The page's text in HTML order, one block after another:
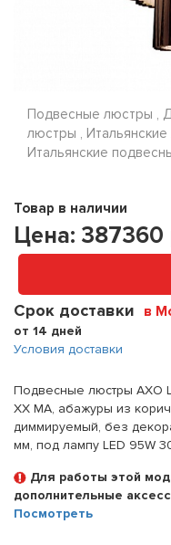
Подвесные люстры ,
люстры ,
Итальянские
Товар в наличии
Цена: 387360
Срок доставки в
от 14 дней
Условия доставки
Подвесные люстры AXO
XX MA, абажуры из
диммируемый, без
мм, под лампу LED 95W
Для работы этой
дополнительные
Посмотреть